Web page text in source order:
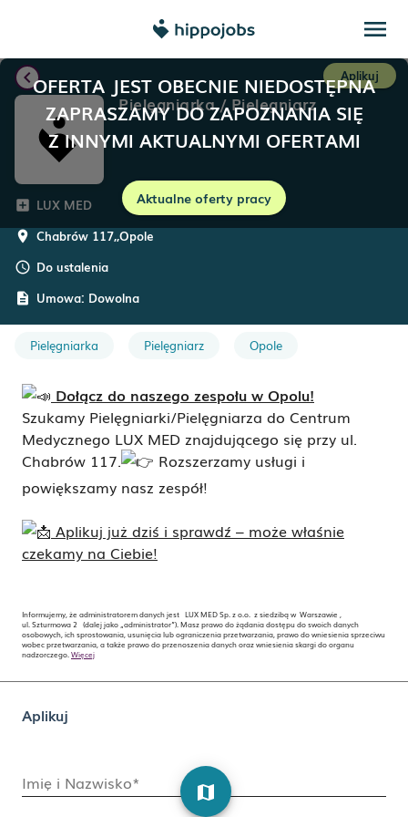
menu
OFERTA JEST OBECNIE NIEDOSTĘPNA
ZAPRASZAMY DO ZAPOZNANIA SIĘ
Z INNYMI AKTUALNYMI OFERTAMI
Aktualne oferty pracy
chevron_left Aplikuj
Pielęgniarka / Pielęgniarz
add_box LUX MED
room Chabrów 117,,Opole
schedule Do ustalenia
description Umowa: Dowolna
Pielęgniarka Pielęgniarz Opole
Dołącz do naszego zespołu w Opolu!
Szukamy Pielęgniarki/Pielęgniarza do Centrum
Medycznego LUX MED znajdującego się przy ul.
Chabrów 117.
Rozszerzamy usługi i
powiększamy nasz zespół!
Aplikuj już dziś i sprawdź – może właśnie
czekamy na Ciebie!
Informujemy, że administratorem danych jest LUX MED Sp. z o.o. z siedzibą w Warszawie ,
ul. Szturmowa 2 (dalej jako „administrator”). Masz prawo do żądania dostępu do swoich danych
osobowych, ich sprostowania, usunięcia lub ograniczenia przetwarzania, prawo do wniesienia sprzeciwu
wobec przetwarzania, a także prawo do przenoszenia danych oraz wniesienia skargi do organu
nadzorczego. Więcej
Aplikuj
Imię i Nazwisko* map